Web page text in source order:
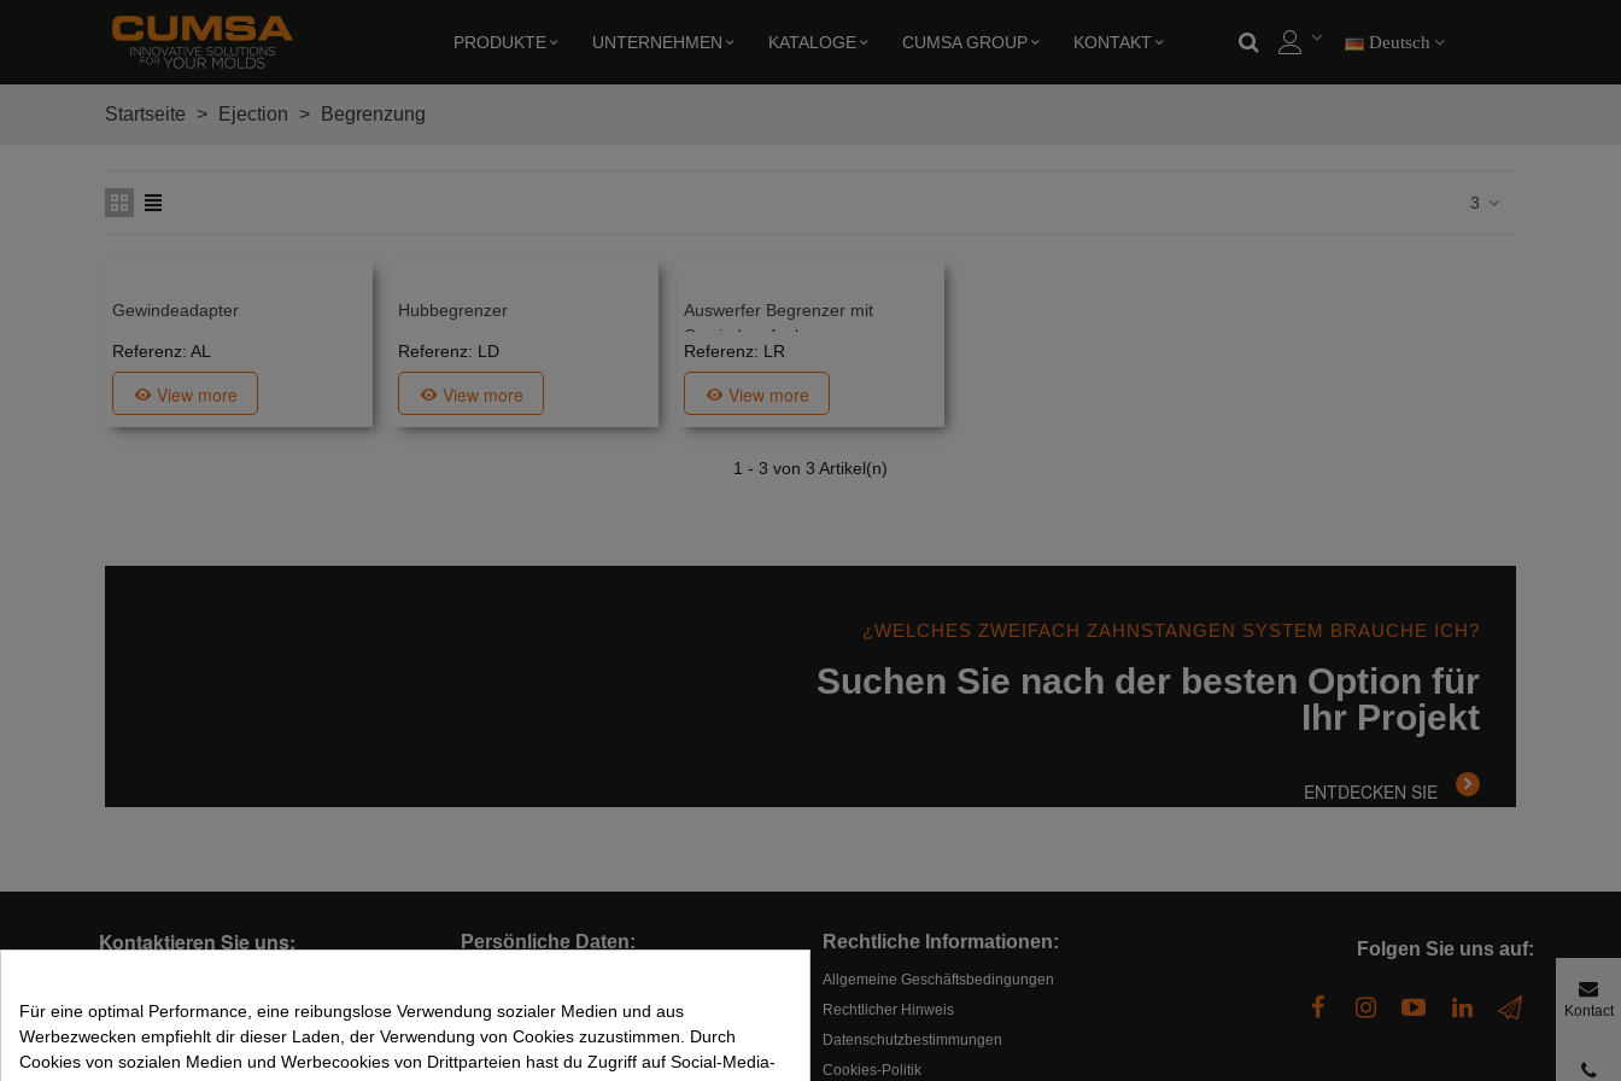
PRODUKTE UNTERNEHMEN KATALOGE CUMSA GROUP KONTAKT Deutsch
Startseite > Ejection > Begrenzung
3
Gewindeadapter
Referenz: AL
View more
Hubbegrenzer
Referenz: LD
View more
Auswerfer Begrenzer mit
Gewindeaufnahme
Referenz: LR
View more
1 - 3 von 3 Artikel(n)
¿WELCHES ZWEIFACH ZAHNSTANGEN SYSTEM BRAUCHE ICH?
Suchen Sie nach der besten Option für
Ihr Projekt
ENTDECKEN SIE
Kontaktieren Sie uns:
08960 - Sant Just Desvern
Barcelona - Spain
Persönliche Daten: Rechtliche Informationen:
Allgemeine Geschäftsbedingungen
Rechtlicher Hinweis
Datenschutzbestimmungen
Cookies-Politik
Folgen Sie uns auf:
Kontact
Für eine optimal Performance, eine reibungslose Verwendung sozialer Medien und aus
Werbezwecken empfiehlt dir dieser Laden, der Verwendung von Cookies zuzustimmen. Durch
Cookies von sozialen Medien und Werbecookies von Drittparteien hast du Zugriff auf Social-Media-